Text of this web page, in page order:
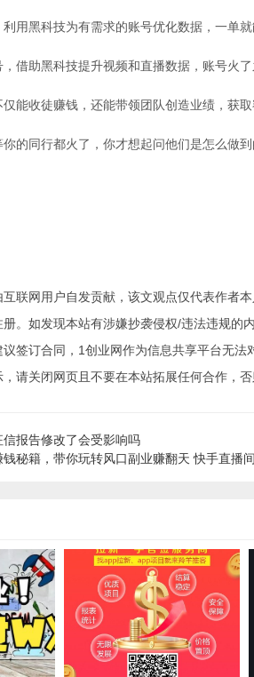
用黑科技为有需求的账号优化数据，一单
借助黑科技提升视频和直播数据，账号火
能收徒赚钱，还能带领团队创造业绩，获取
的同行都火了，你才想起问他们是怎么做到
互联网用户自发贡献，该文观点仅代表作者
。如发现本站有涉嫌抄袭侵权/违法违规的
议签订合同，1创业网作为信息共享平台无
请关闭网页且不要在本站拓展任何合作，
信报告修改了会受影响吗
秘籍，带你玩转风口副业赚翻天 快手直播